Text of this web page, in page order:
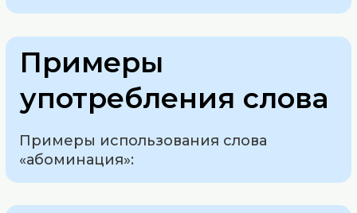
Примеры
употребления слова
Примеры использования слова
«абоминация»: